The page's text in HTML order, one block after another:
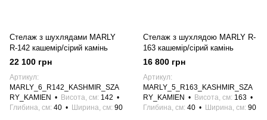
Стелаж з шухлядами MARLY
R-142 кашемір/сірий камінь
22 100 грн
Артикул
MARLY_6_R142_KASHMIR_SZA
RY_KAMIEN
Висота, см 142
Глибина, см 40 Ширина, см 90
Стелаж з шухлядою MARLY R-
163 кашемір/сірий камінь
16 800 грн
Артикул
MARLY_5_R163_KASHMIR_SZA
RY_KAMIEN
Висота, см 163
Глибина, см 40 Ширина, см 90